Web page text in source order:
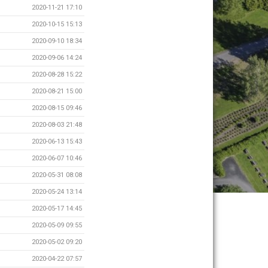
2020-11-21 17:10
2020-10-15 15:13
2020-09-10 18:34
2020-09-06 14:24
2020-08-28 15:22
2020-08-21 15:00
2020-08-15 09:46
2020-08-03 21:48
2020-06-13 15:43
2020-06-07 10:46
2020-05-31 08:08
2020-05-24 13:14
2020-05-17 14:45
2020-05-09 09:55
2020-05-02 09:20
2020-04-22 07:57